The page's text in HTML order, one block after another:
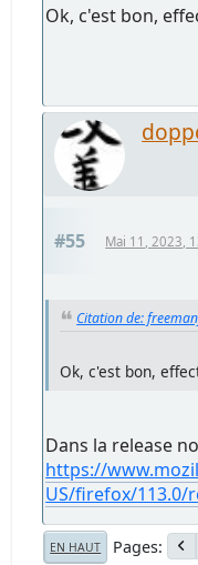
Ok, c'est bon,
#55 Mai 11, 2023,
Citation de:
Ok, c'est bon,
Dans la release
https://
US/firefox/113.0/
EN HAUT Pages